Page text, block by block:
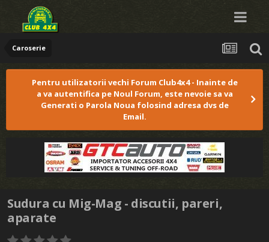
Caroserie
Pentru utilizatorii vechi Forum Club4x4 - Inainte de
a va autentifica pe Noul Forum, este nevoie sa va
Generati o Parola Noua folosind adresa dvs de
Email.
Sudura cu Mig-Mag - discutii, pareri,
aparate